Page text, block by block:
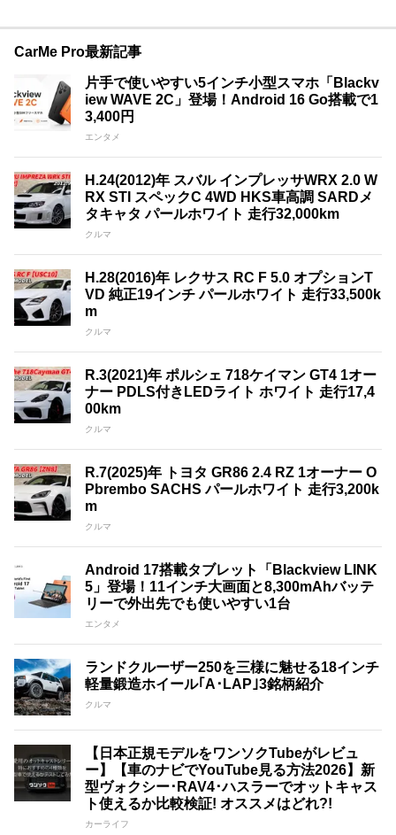
CarMe Pro最新記事
片手で使いやすい5インチ小型スマホ「Blackv
iew WAVE 2C」登場！Android 16 Go搭載で1
3,400円
エンタメ
H.24(2012)年 スバル インプレッサWRX 2.0 W
RX STI スペックC 4WD HKS車高調 SARDメ
タキャタ パールホワイト 走行32,000km
クルマ
H.28(2016)年 レクサス RC F 5.0 オプションT
VD 純正19インチ パールホワイト 走行33,500k
m
クルマ
R.3(2021)年 ポルシェ 718ケイマン GT4 1オー
ナー PDLS付きLEDライト ホワイト 走行17,4
00km
クルマ
R.7(2025)年 トヨタ GR86 2.4 RZ 1オーナー O
Pbrembo SACHS パールホワイト 走行3,200k
m
クルマ
Android 17搭載タブレット「Blackview LINK
5」登場！11インチ大画面と8,300mAhバッテ
リーで外出先でも使いやすい1台
エンタメ
ランドクルーザー250を三様に魅せる18インチ
軽量鍛造ホイール｢A･LAP｣3銘柄紹介
クルマ
【日本正規モデルをワンソクTubeがレビュ
ー】【車のナビでYouTube見る方法2026】新
型ヴォクシー･RAV4･ハスラーでオットキャス
ト使えるか比較検証! オススメはどれ?!
カーライフ